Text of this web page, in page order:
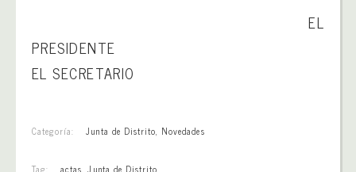
EL
PRESIDENTE
EL SECRETARIO
Categoría: Junta de Distrito, Novedades
Tag: actas,Junta de Distrito